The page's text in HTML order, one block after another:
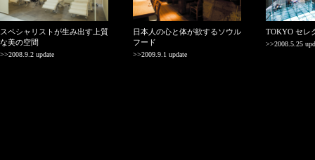
スペシャリストが生み出す上質
な美の空間
>>2008.9.2 update
日本人の心と体が欲するソウル
フード
>>2009.9.1 update
TOKYO セレ
>>2008.5.25